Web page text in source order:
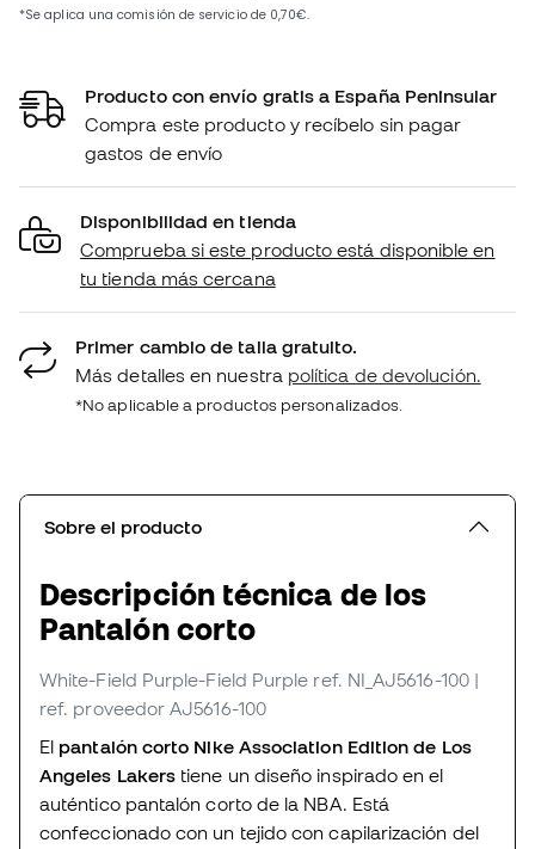
Producto con envío gratis a España Peninsular
Compra este producto y recíbelo sin pagar
gastos de envío
Disponibilidad en tienda
Comprueba si este producto está disponible en
tu tienda más cercana
Primer cambio de talla gratuito.
Más detalles en nuestra política de devolución.
*No aplicable a productos personalizados.
Sobre el producto
Descripción técnica de los
Pantalón corto
White-Field Purple-Field Purple ref. NI_AJ5616-100 |
ref. proveedor AJ5616-100
El pantalón corto Nike Association Edition de Los
Angeles Lakers tiene un diseño inspirado en el
auténtico pantalón corto de la NBA. Está
confeccionado con un tejido con capilarización del